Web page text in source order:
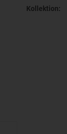
Kollektion: